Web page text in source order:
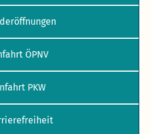
ÖPNV
PKW